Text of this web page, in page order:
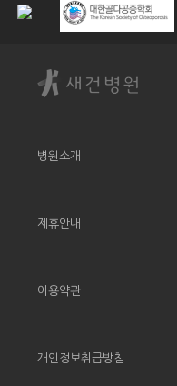
병원소개
제휴안내
이용약관
개인정보취급방침